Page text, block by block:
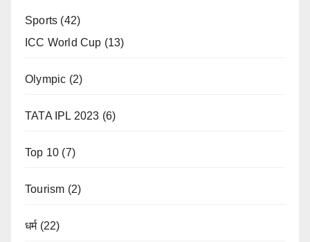
Sports (42)
ICC World Cup (13)
Olympic (2)
TATA IPL 2023 (6)
Top 10 (7)
Tourism (2)
धर्म(22)